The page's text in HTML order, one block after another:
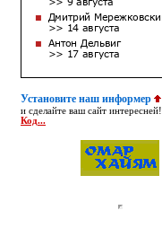
Установите наш информер
и сделайте ваш сайт интересней!
Код...